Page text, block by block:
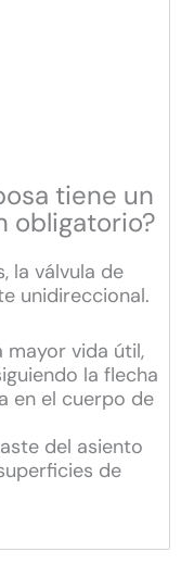
tiene un
obligatorio?
la válvula de
unidireccional.
mayor vida útil,
la flecha
en el cuerpo de
del asiento
de